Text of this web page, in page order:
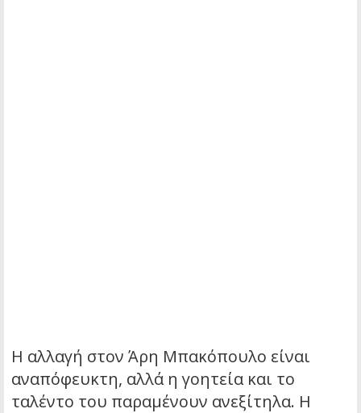
Η αλλαγή στον Άρη Μπακόπουλο είναι
αναπόφευκτη, αλλά η γοητεία και το
ταλέντο του παραμένουν ανεξίτηλα. Η